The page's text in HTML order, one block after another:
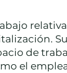
de
el